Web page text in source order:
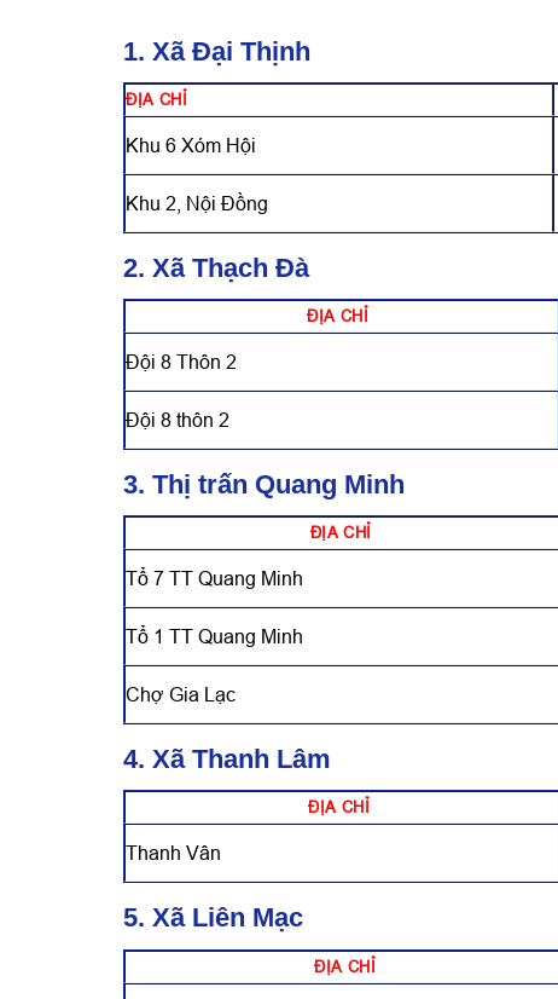
1. Xã Đại Thịnh
ĐỊA CHỈ
Khu 6 Xóm Hội
Khu 2, Nội Đồng
2. Xã Thạch Đà
ĐỊA CHỈ
Đội 8 Thôn 2
Đội 8 thôn 2
3. Thị trấn Quang Minh
ĐỊA CHỈ
Tổ 7 TT Quang Minh
Tổ 1 TT Quang Minh
Chợ Gia Lạc
4. Xã Thanh Lâm
ĐỊA CHỈ
Thanh Vân
5. Xã Liên Mạc
ĐỊA CHỈ